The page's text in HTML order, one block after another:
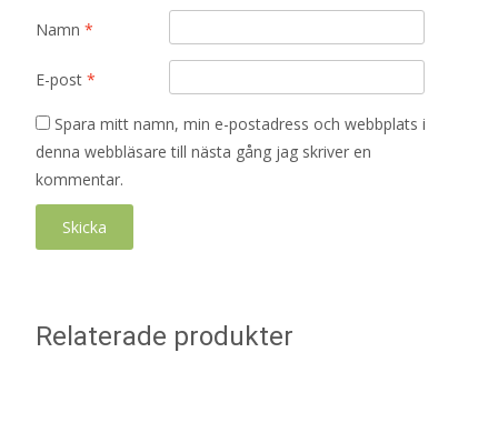
Namn *
E-post *
Spara mitt namn, min e-postadress och webbplats i
denna webbläsare till nästa gång jag skriver en
kommentar.
Relaterade produkter